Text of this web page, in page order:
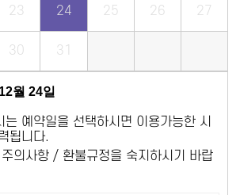
23 24 25 26 27
30 31
월 24일
는 예약일을 선택하시면 이용가능한 시
됩니다.
의사항 / 환불규정을 숙지하시기 바랍